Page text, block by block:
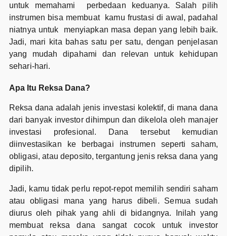
untuk memahami perbedaan keduanya. Salah pilih
instrumen bisa membuat kamu frustasi di awal, padahal
niatnya untuk menyiapkan masa depan yang lebih baik.
Jadi, mari kita bahas satu per satu, dengan penjelasan
yang mudah dipahami dan relevan untuk kehidupan
sehari-hari.
Apa Itu Reksa Dana?
Reksa dana adalah jenis investasi kolektif, di mana dana
dari banyak investor dihimpun dan dikelola oleh manajer
investasi profesional. Dana tersebut kemudian
diinvestasikan ke berbagai instrumen seperti saham,
obligasi, atau deposito, tergantung jenis reksa dana yang
dipilih.
Jadi, kamu tidak perlu repot-repot memilih sendiri saham
atau obligasi mana yang harus dibeli. Semua sudah
diurus oleh pihak yang ahli di bidangnya. Inilah yang
membuat reksa dana sangat cocok untuk investor